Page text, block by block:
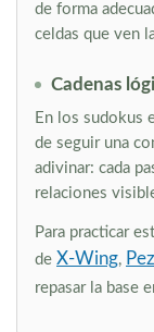
de forma
celdas que ven
Cadenas
En los sudokus
de seguir una
adivinar: cada
relaciones
Para practicar
de X-Wing,
repasar la base